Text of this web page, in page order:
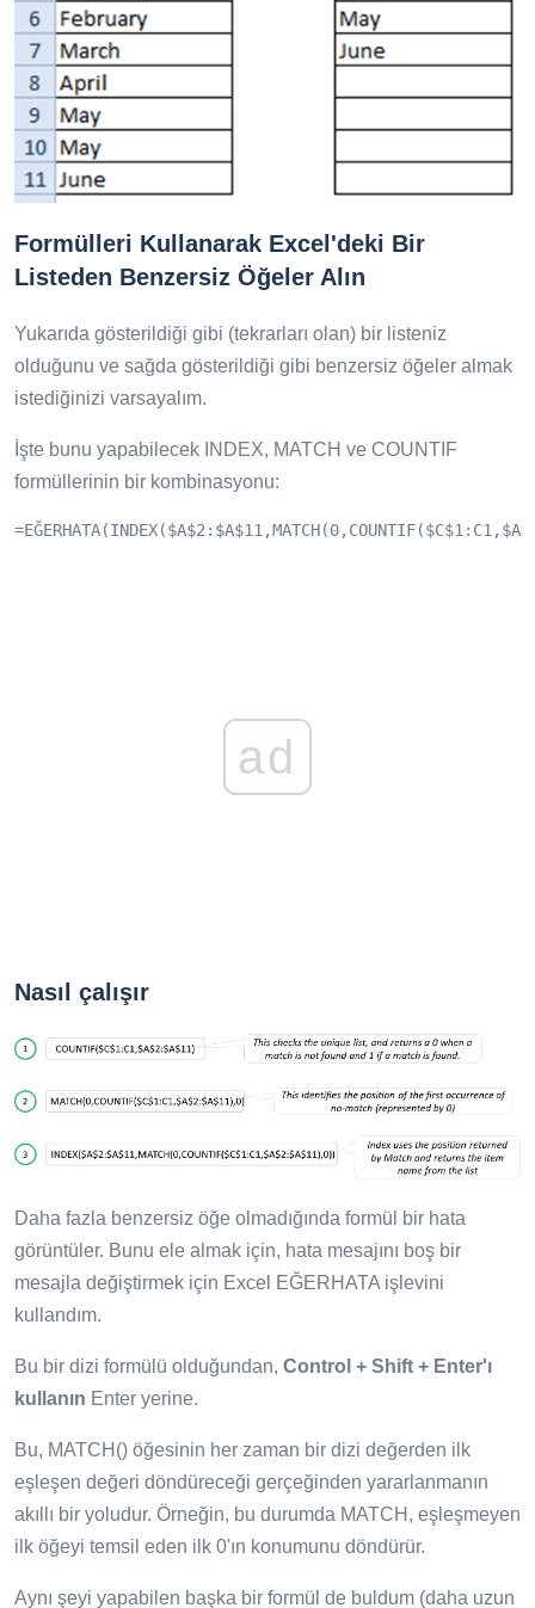
Formülleri Kullanarak Excel'deki Bir
Listeden Benzersiz Öğeler Alın
Yukarıda gösterildiği gibi (tekrarları olan) bir listeniz
olduğunu ve sağda gösterildiği gibi benzersiz öğeler almak
istediğinizi varsayalım.
İşte bunu yapabilecek INDEX, MATCH ve COUNTIF
formüllerinin bir kombinasyonu:
ad
Nasıl çalışır
Daha fazla benzersiz öğe olmadığında formül bir hata
görüntüler. Bunu ele almak için, hata mesajını boş bir
mesajla değiştirmek için Excel EĞERHATA işlevini
kullandım.
Bu bir dizi formülü olduğundan, Control + Shift + Enter'ı
kullanın Enter yerine.
Bu, MATCH() öğesinin her zaman bir dizi değerden ilk
eşleşen değeri döndüreceği gerçeğinden yararlanmanın
akıllı bir yoludur. Örneğin, bu durumda MATCH, eşleşmeyen
ilk öğeyi temsil eden ilk 0'ın konumunu döndürür.
Aynı şeyi yapabilen başka bir formül de buldum (daha uzun